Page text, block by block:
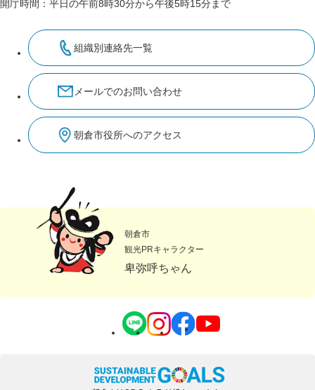
開庁時間：平日の午前8時30分から午後5時15分まで
組織別連絡先一覧
メールでのお問い合わせ
朝倉市役所へのアクセス
朝倉市
観光PRキャラクター
卑弥呼ちゃん